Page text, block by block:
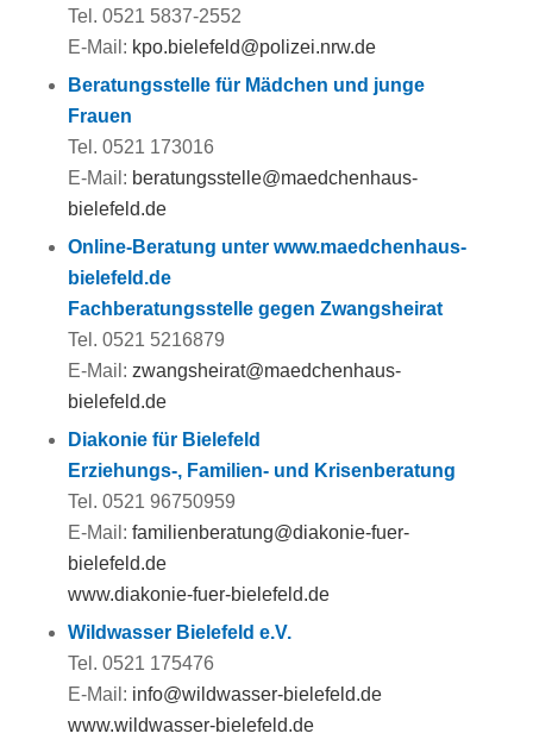
Tel. 0521 5837-2552
E-Mail: kpo.bielefeld@polizei.nrw.de
Beratungsstelle für Mädchen und junge
Frauen
Tel. 0521 173016
E-Mail: beratungsstelle@maedchenhaus-
bielefeld.de
Online-Beratung unter www.maedchenhaus-
bielefeld.de
Fachberatungsstelle gegen Zwangsheirat
Tel. 0521 5216879
E-Mail: zwangsheirat@maedchenhaus-
bielefeld.de
Diakonie für Bielefeld
Erziehungs-, Familien- und Krisenberatung
Tel. 0521 96750959
E-Mail: familienberatung@diakonie-fuer-
bielefeld.de
www.diakonie-fuer-bielefeld.de
Wildwasser Bielefeld e.V.
Tel. 0521 175476
E-Mail: info@wildwasser-bielefeld.de
www.wildwasser-bielefeld.de